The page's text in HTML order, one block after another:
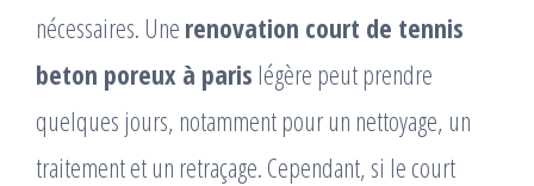
nécessaires. Une renovation court de tennis
beton poreux à paris légère peut prendre
quelques jours, notamment pour un nettoyage, un
traitement et un retraçage. Cependant, si le court